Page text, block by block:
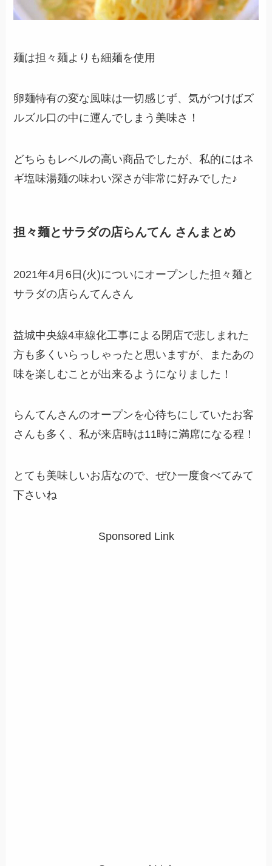
麺は担々麺よりも細麺を使用
卵麺特有の変な風味は一切感じず、気がつけばズ
ルズル口の中に運んでしまう美味さ！
どちらもレベルの高い商品でしたが、私的にはネ
ギ塩味湯麺の味わい深さが非常に好みでした♪
担々麺とサラダの店らんてん さんまとめ
2021年4月6日(火)についにオープンした担々麺と
サラダの店らんてんさん
益城中央線4車線化工事による閉店で悲しまれた
方も多くいらっしゃったと思いますが、またあの
味を楽しむことが出来るようになりました！
らんてんさんのオープンを心待ちにしていたお客
さんも多く、私が来店時は11時に満席になる程！
とても美味しいお店なので、ぜひ一度食べてみて
下さいね
Sponsored Link